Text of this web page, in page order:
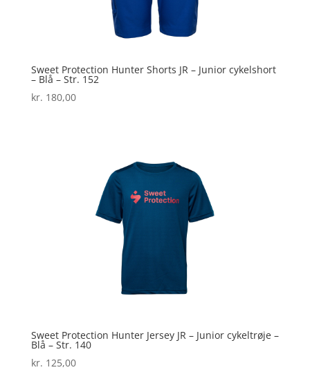
Sweet Protection Hunter Shorts JR – Junior cykelshort
– Blå – Str. 152
kr. 180,00
Sweet Protection Hunter Jersey JR – Junior cykeltrøje –
Blå – Str. 140
kr. 125,00